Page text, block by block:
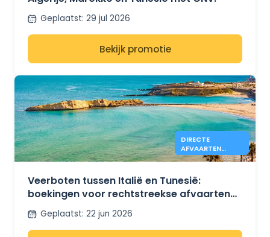
Geplaatst: 29 jul 2026
Bekijk promotie
DIRECTE
AFVAARTEN
CIVITAVECCHIA-
MET GNV
Veerboten tussen Italië en Tunesië:
boekingen voor rechtstreekse afvaarten
van Civitavecchia naar Tunesië met GNV
voor de zomer van 2026 zijn nu geopend.
Geplaatst: 22 jun 2026